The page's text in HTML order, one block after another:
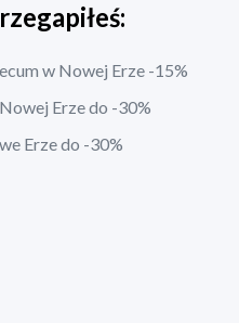
w Nowej Erze -15%
Erze do -30%
Erze do -30%